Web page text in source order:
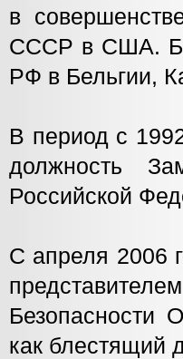
в
СССР в США.
РФ в Бельгии,
В период с
должность
Российской
С апреля 2006
Безопасности
как блестящий